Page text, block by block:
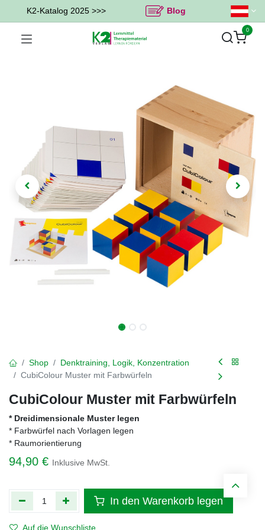
K2-Katalog 2025 >>> Blog
0
Shop
Denktraining, Logik, Konzentration
CubiColour Muster mit Farbwürfeln
CubiColour Muster mit Farbwürfeln
* Dreidimensionale Muster legen
* Farbwürfel nach Vorlagen legen
* Raumorientierung
94,90 € Inklusive MwSt.
In den Warenkorb legen
Auf die Wunschliste